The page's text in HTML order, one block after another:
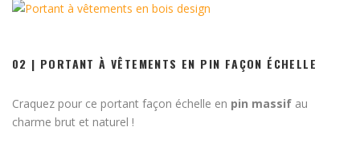
02 | PORTANT À VÊTEMENTS EN PIN FAÇON ÉCHELLE
Craquez pour ce portant façon échelle en pin massif au
charme brut et naturel !